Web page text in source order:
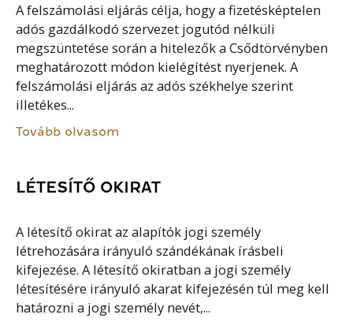
A felszámolási eljárás célja, hogy a fizetésképtelen
adós gazdálkodó szervezet jogutód nélküli
megszüntetése során a hitelezők a Csődtörvényben
meghatározott módon kielégítést nyerjenek. A
felszámolási eljárás az adós székhelye szerint
illetékes...
Tovább olvasom
LÉTESÍTŐ OKIRAT
A létesítő okirat az alapítók jogi személy
létrehozására irányuló szándékának írásbeli
kifejezése. A létesítő okiratban a jogi személy
létesítésére irányuló akarat kifejezésén túl meg kell
határozni a jogi személy nevét,...